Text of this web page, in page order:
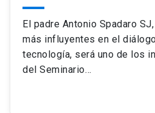
El padre Antonio Spadaro
más influyentes en el
tecnología, será uno de los
del Seminario…